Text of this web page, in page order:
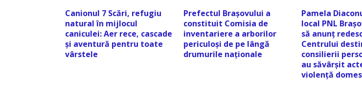
Canionul 7 Scări, refugiu
natural în mijlocul
caniculei: Aer rece, cascade
și aventură pentru toate
vârstele
Prefectul Brașovului a
constituit Comisia de
inventariere a arborilor
periculoși de pe lângă
drumurile naționale
Pamela
local PNL
să anunț
Centrului
consilierii
au săvârșit
violență